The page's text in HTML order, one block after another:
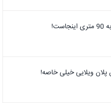
پلان ویلایی خیلی خاصه!